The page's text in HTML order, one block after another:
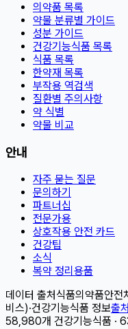
의약품 목록
약물 분류별 가이드
성분 가이드
건강기능식품 목록
식품 목록
한약재 목록
부작용 역검색
질환별 주의사항
약 식별
약물 비교
안내
자주 묻는 질문
문의하기
파트너십
전문가용
상호작용 안전 카드
건강팁
소식
복약 정리용품
데이터 출처 식품의약품안전
비스)·건강기능식품 정보출
58,980개 건강기능식품 ·